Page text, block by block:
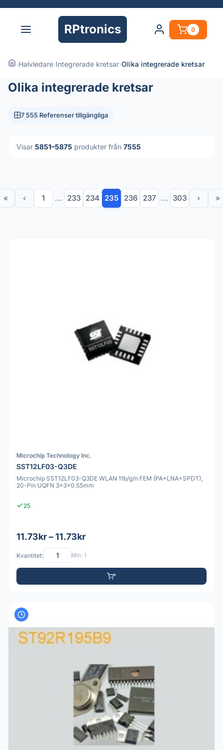
RPtronics 0
›Halvledare›Integrerade kretsar›Olika integrerade kretsar
Olika integrerade kretsar
7 555 Referenser tillgängliga
Visar 5851–5875 produkter från 7555
« ‹ 1 ... 233 234 235 236 237 ... 303 › »
Microchip Technology Inc.
SST12LF03-Q3DE
Microchip SST12LF03-Q3DE WLAN 11b/g/n FEM (PA+LNA+SPDT),
20-Pin UQFN 3x3x0.55mm
25
11.73kr – 11.73kr
Kvantitet: Min: 1